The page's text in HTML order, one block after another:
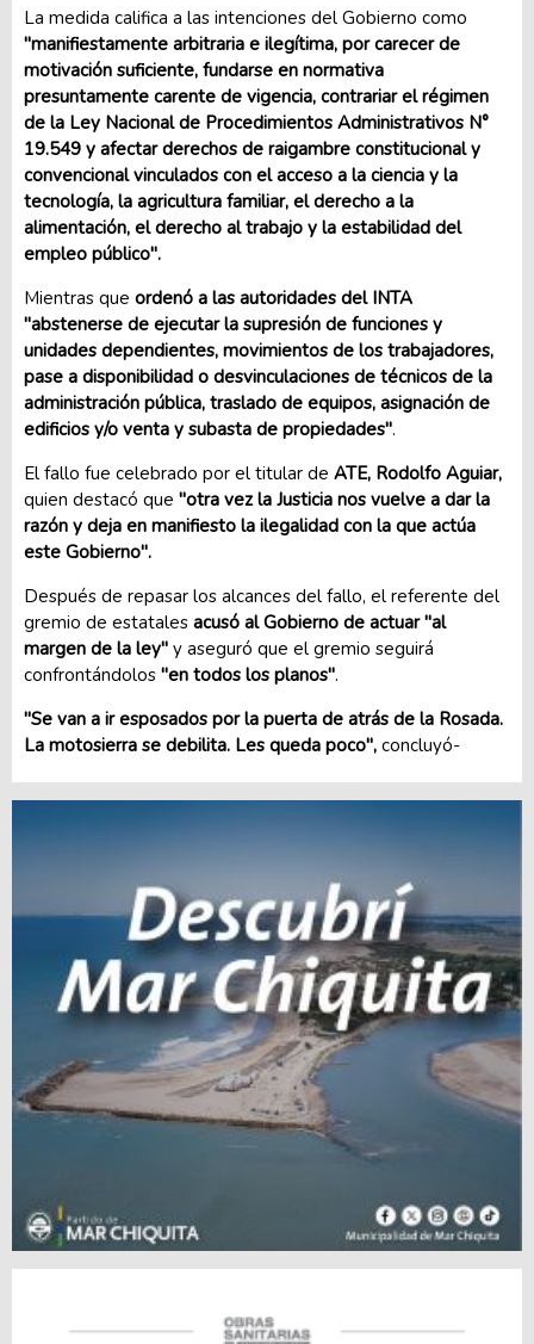
La medida califica a las intenciones del Gobierno como
"manifiestamente arbitraria e ilegítima, por carecer de
motivación suficiente, fundarse en normativa
presuntamente carente de vigencia, contrariar el régimen
de la Ley Nacional de Procedimientos Administrativos N°
19.549 y afectar derechos de raigambre constitucional y
convencional vinculados con el acceso a la ciencia y la
tecnología, la agricultura familiar, el derecho a la
alimentación, el derecho al trabajo y la estabilidad del
empleo público".
Mientras que ordenó a las autoridades del INTA
"abstenerse de ejecutar la supresión de funciones y
unidades dependientes, movimientos de los trabajadores,
pase a disponibilidad o desvinculaciones de técnicos de la
administración pública, traslado de equipos, asignación de
edificios y/o venta y subasta de propiedades".
El fallo fue celebrado por el titular de ATE, Rodolfo Aguiar,
quien destacó que "otra vez la Justicia nos vuelve a dar la
razón y deja en manifiesto la ilegalidad con la que actúa
este Gobierno".
Después de repasar los alcances del fallo, el referente del
gremio de estatales acusó al Gobierno de actuar "al
margen de la ley" y aseguró que el gremio seguirá
confrontándolos "en todos los planos".
"Se van a ir esposados por la puerta de atrás de la Rosada.
La motosierra se debilita. Les queda poco", concluyó-